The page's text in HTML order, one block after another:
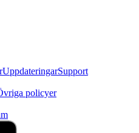
UppdateringarSupport
policyer